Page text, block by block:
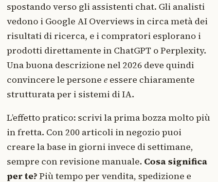
spostando verso gli assistenti chat. Gli analisti
vedono i Google AI Overviews in circa metà dei
risultati di ricerca, e i compratori esplorano i
prodotti direttamente in ChatGPT o Perplexity.
Una buona descrizione nel 2026 deve quindi
convincere le persone e essere chiaramente
strutturata per i sistemi di IA.
L’effetto pratico: scrivi la prima bozza molto più
in fretta. Con 200 articoli in negozio puoi
creare la base in giorni invece di settimane,
sempre con revisione manuale. Cosa significa
per te? Più tempo per vendita, spedizione e